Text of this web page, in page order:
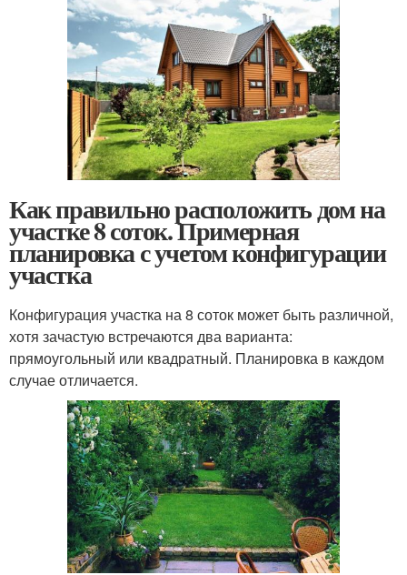
Как правильно расположить дом на
участке 8 соток. Примерная
планировка с учетом конфигурации
участка
Конфигурация участка на 8 соток может быть различной,
хотя зачастую встречаются два варианта:
прямоугольный или квадратный. Планировка в каждом
случае отличается.